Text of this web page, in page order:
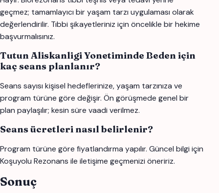
geçmez; tamamlayıcı bir yaşam tarzı uygulaması olarak
değerlendirilir. Tıbbi şikayetleriniz için öncelikle bir hekime
başvurmalısınız.
Tutun Aliskanligi Yonetiminde Beden için
kaç seans planlanır?
Seans sayısı kişisel hedeflerinize, yaşam tarzınıza ve
program türüne göre değişir. Ön görüşmede genel bir
plan paylaşılır; kesin süre vaadi verilmez.
Seans ücretleri nasıl belirlenir?
Program türüne göre fiyatlandırma yapılır. Güncel bilgi için
Koşuyolu Rezonans ile iletişime geçmenizi öneririz.
Sonuç